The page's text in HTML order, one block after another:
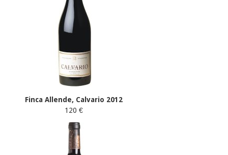
Finca Allende, Calvario 2012
120 €